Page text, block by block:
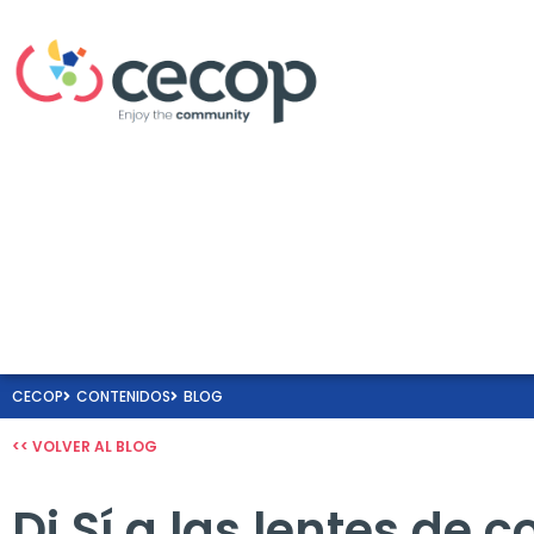
CECOP CONTENIDOS BLOG
<< VOLVER AL BLOG